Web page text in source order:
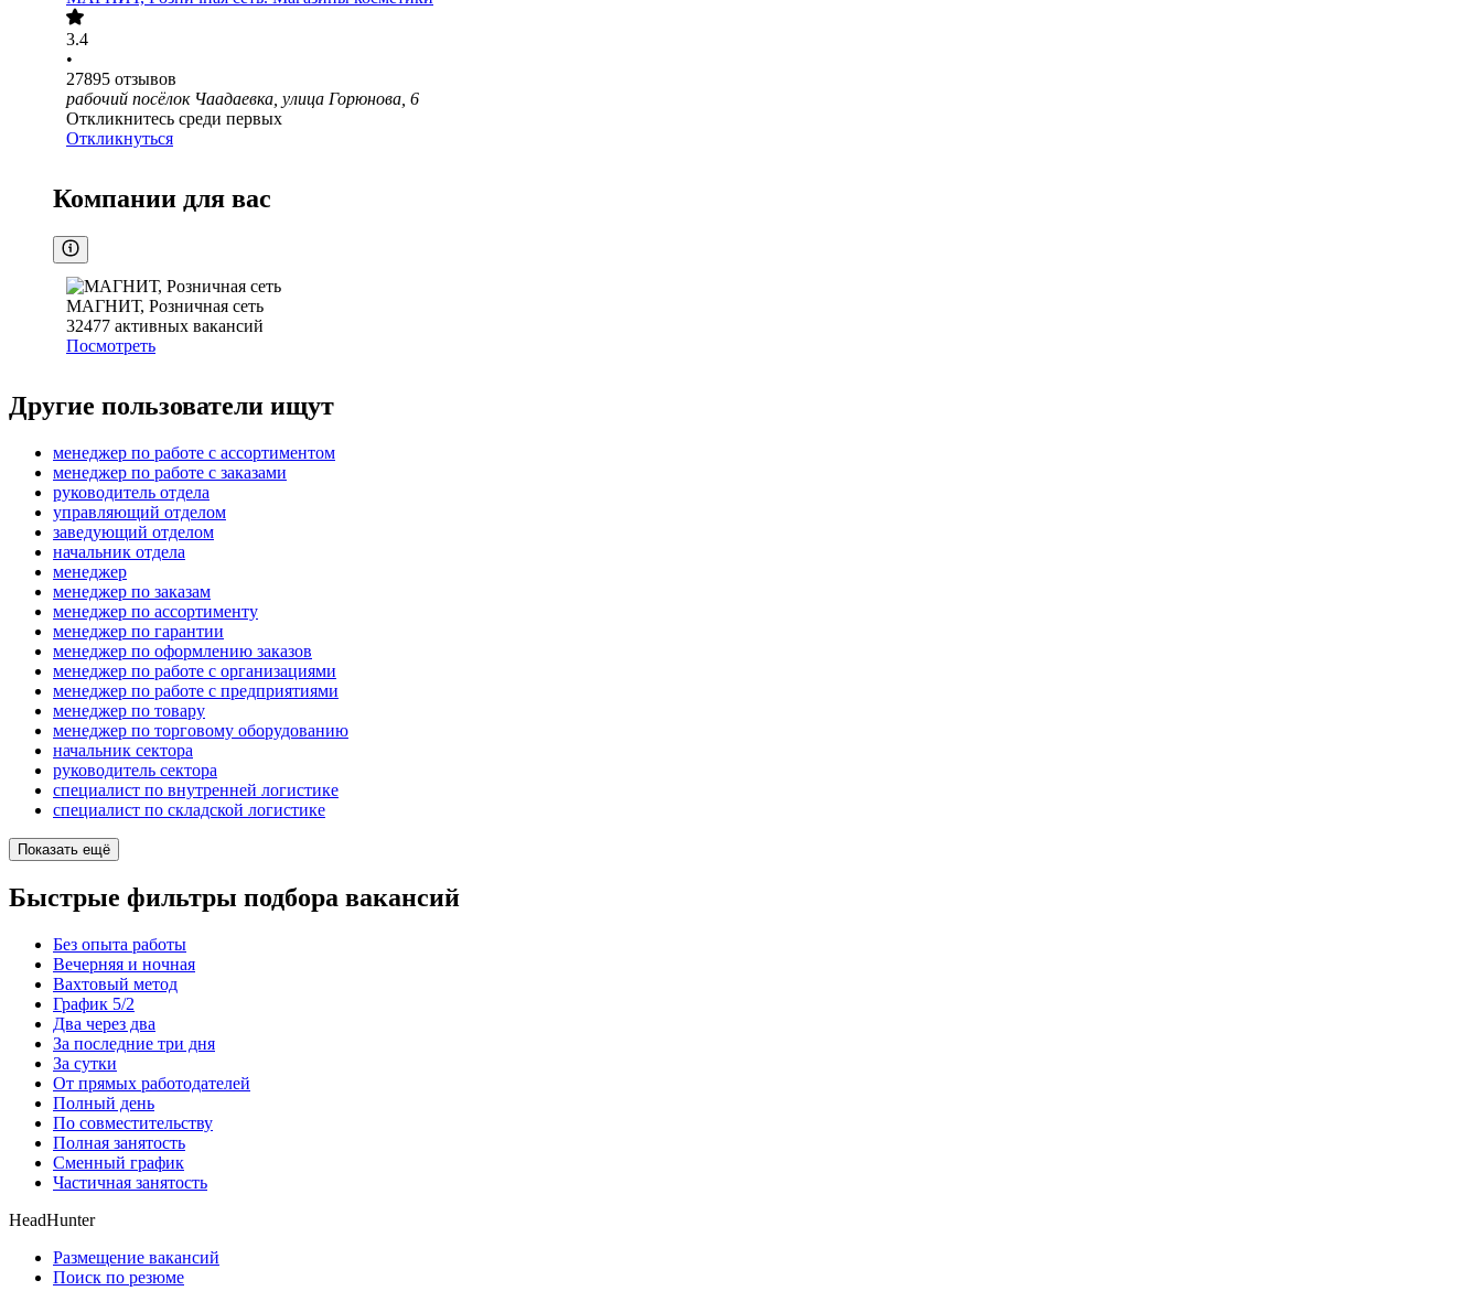
3.4
•
27895 отзывов
рабочий посёлок Чаадаевка, улица Горюнова, 6
Откликнитесь среди первых
Откликнуться
Компании для вас
МАГНИТ, Розничная сеть
32477 активных вакансий
Посмотреть
Другие пользователи ищут
менеджер по работе с ассортиментом
менеджер по работе с заказами
руководитель отдела
управляющий отделом
заведующий отделом
начальник отдела
менеджер
менеджер по заказам
менеджер по ассортименту
менеджер по гарантии
менеджер по оформлению заказов
менеджер по работе с организациями
менеджер по работе с предприятиями
менеджер по товару
менеджер по торговому оборудованию
начальник сектора
руководитель сектора
специалист по внутренней логистике
специалист по складской логистике
Показать ещё
Быстрые фильтры подбора вакансий
Без опыта работы
Вечерняя и ночная
Вахтовый метод
График 5/2
Два через два
За последние три дня
За сутки
От прямых работодателей
Полный день
По совместительству
Полная занятость
Сменный график
Частичная занятость
HeadHunter
Размещение вакансий
Поиск по резюме